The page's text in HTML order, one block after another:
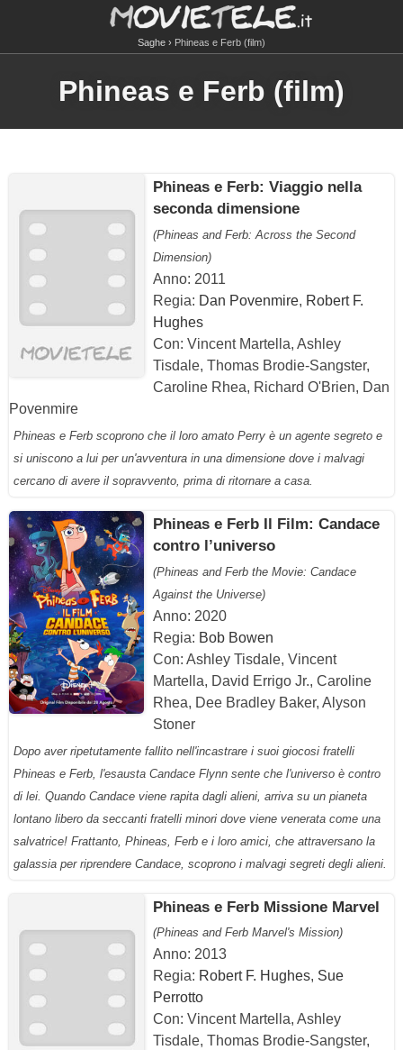
Saghe Phineas e Ferb (film)
Phineas e Ferb (film)
Phineas e Ferb: Viaggio nella
seconda dimensione
(Phineas and Ferb: Across the Second
Dimension)
Anno: 2011
Regia: Dan Povenmire, Robert F.
Hughes
Con: Vincent Martella, Ashley
Tisdale, Thomas Brodie-Sangster,
Caroline Rhea, Richard O'Brien, Dan
Povenmire
Phineas e Ferb scoprono che il loro amato Perry è un agente segreto e
si uniscono a lui per un'avventura in una dimensione dove i malvagi
cercano di avere il sopravvento, prima di ritornare a casa.
Phineas e Ferb Il Film: Candace
contro l’universo
(Phineas and Ferb the Movie: Candace
Against the Universe)
Anno: 2020
Regia: Bob Bowen
Con: Ashley Tisdale, Vincent
Martella, David Errigo Jr., Caroline
Rhea, Dee Bradley Baker, Alyson
Stoner
Dopo aver ripetutamente fallito nell'incastrare i suoi giocosi fratelli
Phineas e Ferb, l'esausta Candace Flynn sente che l'universo è contro
di lei. Quando Candace viene rapita dagli alieni, arriva su un pianeta
lontano libero da seccanti fratelli minori dove viene venerata come una
salvatrice! Frattanto, Phineas, Ferb e i loro amici, che attraversano la
galassia per riprendere Candace, scoprono i malvagi segreti degli alieni.
Phineas e Ferb Missione Marvel
(Phineas and Ferb Marvel's Mission)
Anno: 2013
Regia: Robert F. Hughes, Sue
Perrotto
Con: Vincent Martella, Ashley
Tisdale, Thomas Brodie-Sangster,